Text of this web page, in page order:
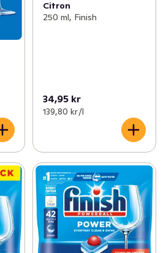
Citron
250 ml, Finish
34,95 kr
139,80 kr /l